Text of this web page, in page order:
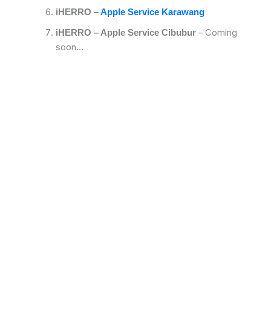
iHERRO –Apple Service Karawang
iHERRO – Apple Service Cibubur– Coming
soon…